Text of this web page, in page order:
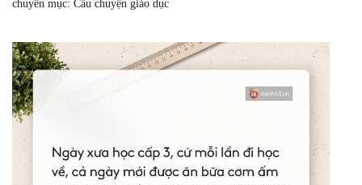
chuyên mục: Câu chuyện giáo dục